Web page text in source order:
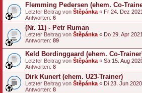
Flemming Pedersen (ehem. Co-
Letzter Beitrag von Štěpánka « Fr 24. Dez
Antworten: 6
(Nr. 11) - Petr Ruman
Letzter Beitrag von Štěpánka « Do 29. Apr
Antworten: 89
Keld Bordinggaard (ehem. Co-
Letzter Beitrag von Štěpánka « Sa 15. Aug
Antworten: 8
Dirk Kunert (ehem. U23-Trainer)
Letzter Beitrag von Štěpánka « Di 23. Jun
Antworten: 8